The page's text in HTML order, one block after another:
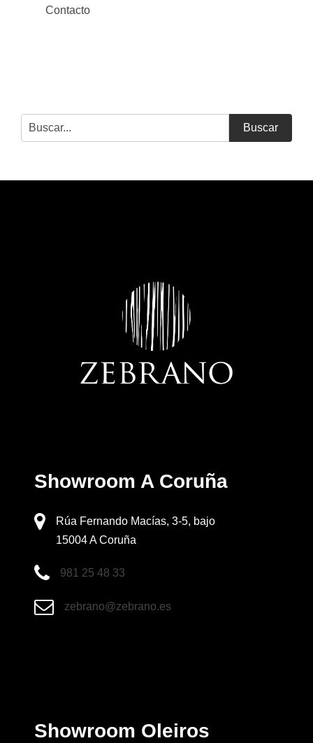
Contacto
Buscar
Showroom A Coruña
Rúa Fernando Macías, 3-5, bajo
15004 A Coruña
981 25 48 33
zebrano@zebrano.es
Showroom Oleiros